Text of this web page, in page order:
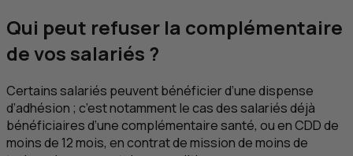
Qui peut refuser la complémentaire
de vos salariés ?
Certains salariés peuvent bénéficier d’une dispense
d’adhésion ; c’est notamment le cas des salariés déjà
bénéficiaires d’une complémentaire santé, ou enCDDde
moins de 12 mois, en contrat de mission de moins de